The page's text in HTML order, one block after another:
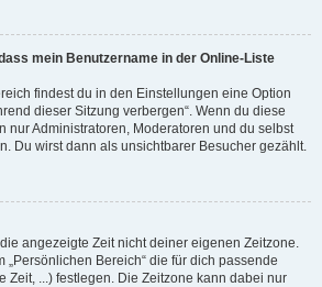
mein Benutzername in der Online-Liste
findest du in den Einstellungen eine Option
dieser Sitzung verbergen“. Wenn du diese
nur Administratoren, Moderatoren und du selbst
Du wirst dann als unsichtbarer Besucher gezählt.
angezeigte Zeit nicht deiner eigenen Zeitzone.
„Persönlichen Bereich“ die für dich passende
Zeit, ...) festlegen. Die Zeitzone kann dabei nur